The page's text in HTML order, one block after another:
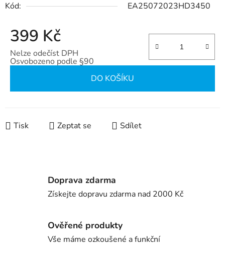
Kód:
EA25072023HD3450
399 Kč
Nelze odečíst DPH
Osvobozeno podle §90
DO KOŠÍKU
Tisk Zeptat se Sdílet
Doprava zdarma
Získejte dopravu zdarma nad 2000 Kč
Ověřené produkty
Vše máme ozkoušené a funkční